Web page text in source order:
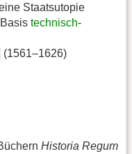
Staatsutopie
technisch-
(1561–1626)
Historia Regum